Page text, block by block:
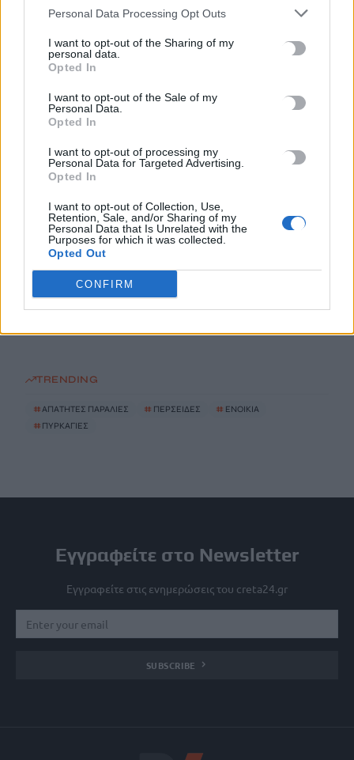
Personal Data Processing Opt Outs
I want to opt-out of the Sharing of my
personal data.
Opted In
I want to opt-out of the Sale of my
Personal Data.
Opted In
I want to opt-out of processing my
Personal Data for Targeted Advertising.
Opted In
I want to opt-out of Collection, Use,
Retention, Sale, and/or Sharing of my
Personal Data that Is Unrelated with the
Purposes for which it was collected.
Opted Out
CONFIRM
Νέος κύκλος μαθημάτων Κινεζικής Γλώσσας στο
Πανεπιστήμιο Κρήτης για το ακαδημαϊκό έτος 2026-2027
8 Αυγούστου, 2026
Άνοια: Ποια είναι τα επαγγέλματα που προστατεύουν τον
8 Αυγούστου, 2026
Η προϋπόθεση
8 Αυγούστου, 2026
Θεατρική αφήγηση «Έρευσεν ύδωρ» στο Δημοτικό Σχολείο
Κεφαλά
TRENDING
#ΑΠΑΤΗΤΕΣ ΠΑΡΑΛΙΕΣ # ΠΕΡΣΕΙΔΕΣ # ΕΝΟΙΚΙΑ
# ΠΥΡΚΑΓΙΕΣ
Εγγραφείτε στο Newsletter
Εγγραφείτε στις ενημερώσεις του creta24.gr
SUBSCRIBE